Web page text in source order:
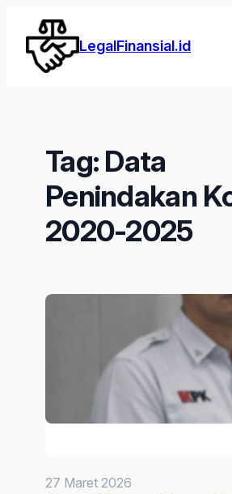
Lewati
konten
LegalFinansial.id
Tag: Data
Penindakan
2020-2025
27 Maret 2026